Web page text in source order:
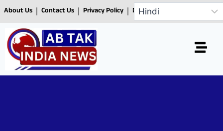
About Us Contact Us Privacy Policy Disclaimer